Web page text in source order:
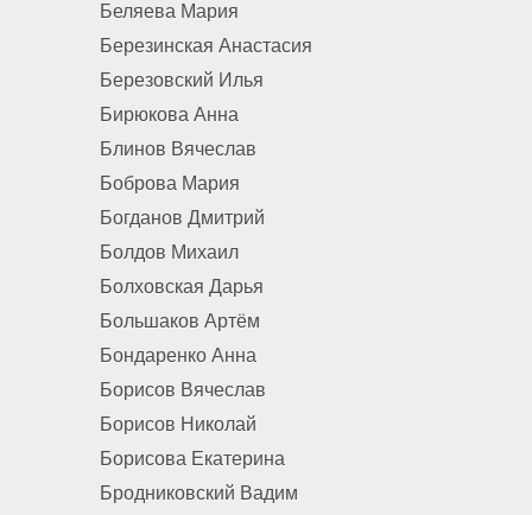
Беляева Мария
Березинская Анастасия
Березовский Илья
Бирюкова Анна
Блинов Вячеслав
Боброва Мария
Богданов Дмитрий
Болдов Михаил
Болховская Дарья
Большаков Артём
Бондаренко Анна
Борисов Вячеслав
Борисов Николай
Борисова Екатерина
Бродниковский Вадим